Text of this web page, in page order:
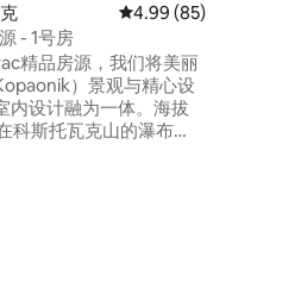
共 11 条评价 平均评分 4.99 分（满
4.99 (85)
- 1号房
精品房源，我们将美丽
）景观与精心设
内设计融为一体。海拔
科斯托瓦克山的瀑布